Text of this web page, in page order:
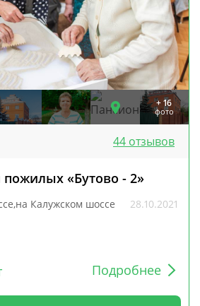
+ 16
фото
44 отзывов
пожилых «Бутово - 2»
Калужском шоссе 28.10.2021
Подробнее